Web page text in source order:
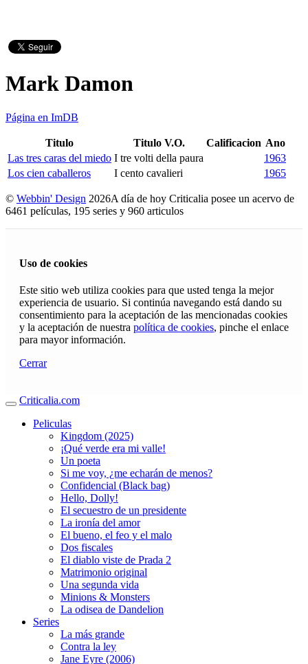
Mark Damon
Página en ImDB
Titulo Titulo V.O. Calificacion Ano
Las tres caras del miedo I tre volti della paura
1963
Los cien caballeros
I cento cavalieri 1965
© Webbin' Design 2026A día de hoy Criticalia posee un acervo de
6461 películas, 195 series y 960 articulos
Uso de cookies
Este sitio web utiliza cookies para que usted tenga la mejor
experiencia de usuario. Si continúa navegando está dando su
consentimiento para la aceptación de las mencionadas cookies
y la aceptación de nuestra política de cookies, pinche el enlace
para mayor información.
Cerrar
Criticalia.com
Peliculas
Kingdom (2025)
¡Qué verde era mi valle!
Un poeta
Si me voy, ¿me echarán de menos?
Confidencial (Black bag)
Hello, Dolly!
El secuestro de un presidente
La ironía del amor
El bueno, el feo y el malo
Dos fiscales
El diablo viste de Prada 2
Matrimonio original
Una segunda vida
Minions & Monsters
La odisea de Dandelion
Series
La más grande
Contra la ley
Jane Eyre (2006)